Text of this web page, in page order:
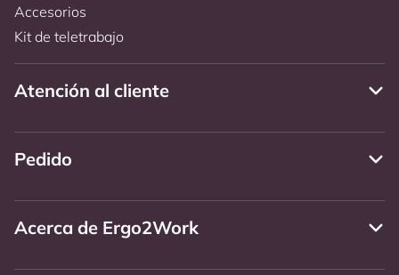
Accesorios
Kit de teletrabajo
Atención al cliente
Pedido
Acerca de Ergo2Work